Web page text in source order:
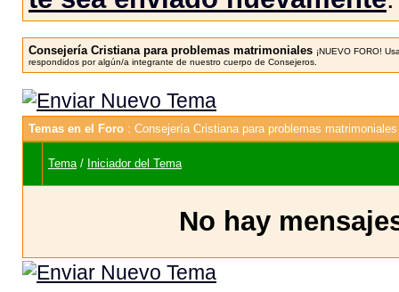
Consejería Cristiana para problemas matrimoniales ¡NUEVO FORO!
respondidos por algún/a integrante de nuestro cuerpo de Consejeros.
Temas en el Foro : Consejería Cristiana para problemas matrimoniales
Tema/ Iniciador del Tema
No hay